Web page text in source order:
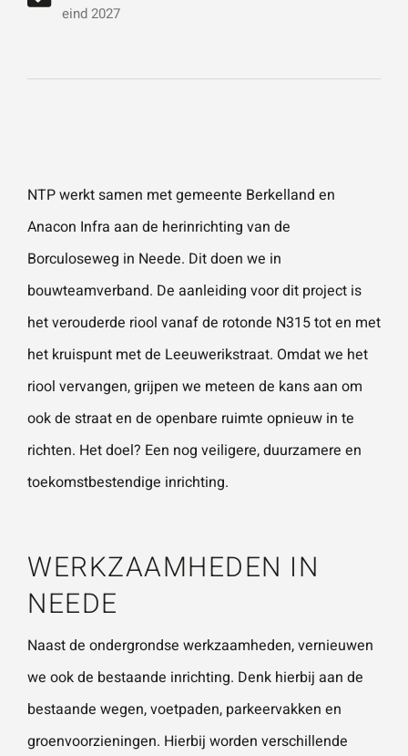
Wat is 5 + 5? *
AG
eind 2027
NTP werkt samen metgemeente Berkelland en
Anacon Infra aan de herinrichting van de
Borculoseweg in Neede. Dit doen we in
bouwteamverband. De aanleiding voor dit project is
het verouderde riool vanaf de rotonde N315 tot en met
het kruispunt met de Leeuwerikstraat. Omdat we het
riool vervangen, grijpen we meteen de kans aan om
ook de straat en de openbare ruimte opnieuw in te
richten. Het doel? Een nog veiligere, duurzamere en
toekomstbestendige inrichting.
WERKZAAMHEDEN IN
NEEDE
Naast de ondergrondse werkzaamheden, vernieuwen
we ook de bestaande inrichting. Denk hierbij aan de
bestaande wegen, voetpaden, parkeervakken en
groenvoorzieningen. Hierbij worden verschillende